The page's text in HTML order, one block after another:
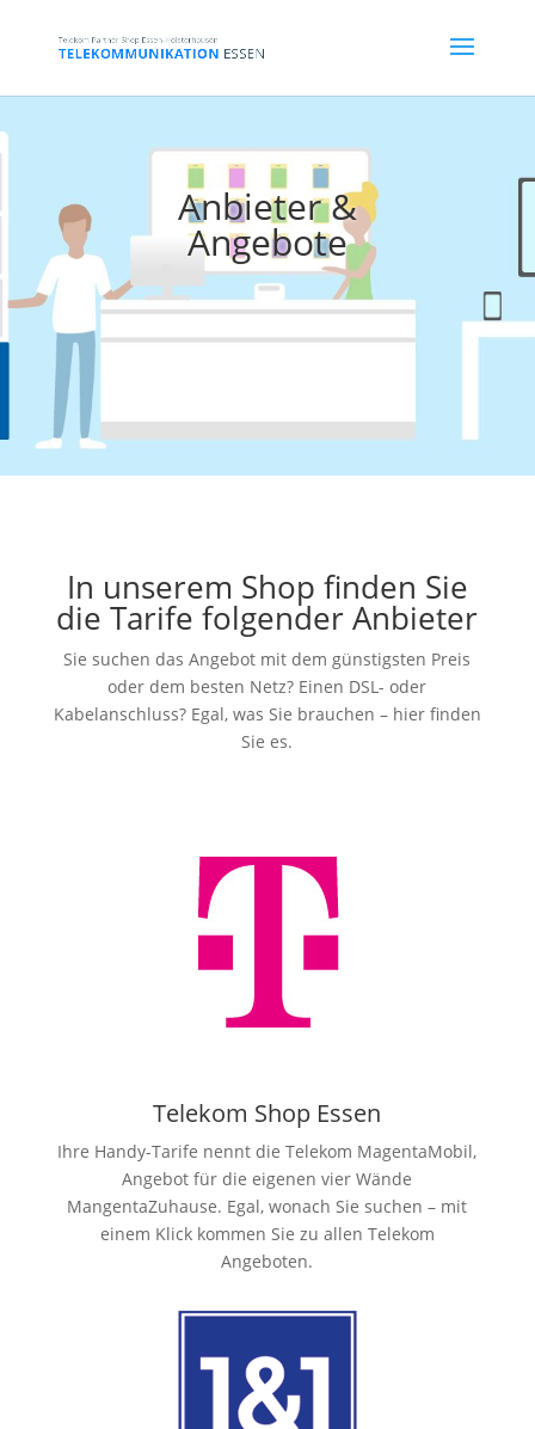
Anbieter &
Angebote
In unserem Shop finden Sie
die Tarife folgender Anbieter
Sie suchen das Angebot mit dem günstigsten Preis
oder dem besten Netz? Einen DSL- oder
Kabelanschluss? Egal, was Sie brauchen – hier finden
Sie es.
Telekom Shop Essen
Ihre Handy-Tarife nennt die Telekom MagentaMobil,
Angebot für die eigenen vier Wände
MangentaZuhause. Egal, wonach Sie suchen – mit
einem Klick kommen Sie zu allen Telekom
Angeboten.